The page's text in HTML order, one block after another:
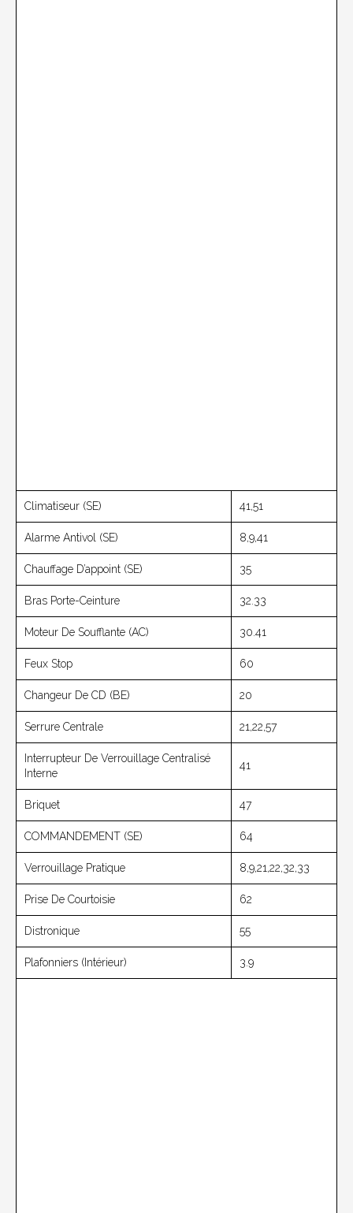
Climatiseur (SE) 41,51
Alarme Antivol (SE) 8,9,41
Chauffage D’appoint (SE) 35
Bras Porte-Ceinture 32.33
Moteur De Soufflante (AC) 30.41
Feux Stop 60
Changeur De CD (BE) 20
Serrure Centrale 21,22,57
Interrupteur De Verrouillage Centralisé
Interne
41
Briquet 47
COMMANDEMENT (SE) 64
Verrouillage Pratique 8,9,21,22,32,33
Prise De Courtoisie 62
Distronique 55
Plafonniers (intérieur) 3.9